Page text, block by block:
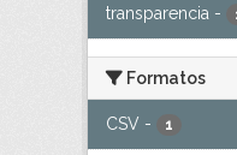
transparencia -
Formatos
CSV - 1